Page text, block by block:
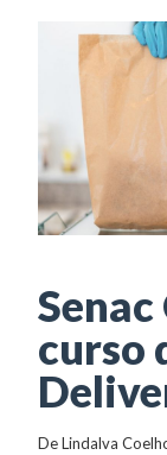
curso
De Lindalva